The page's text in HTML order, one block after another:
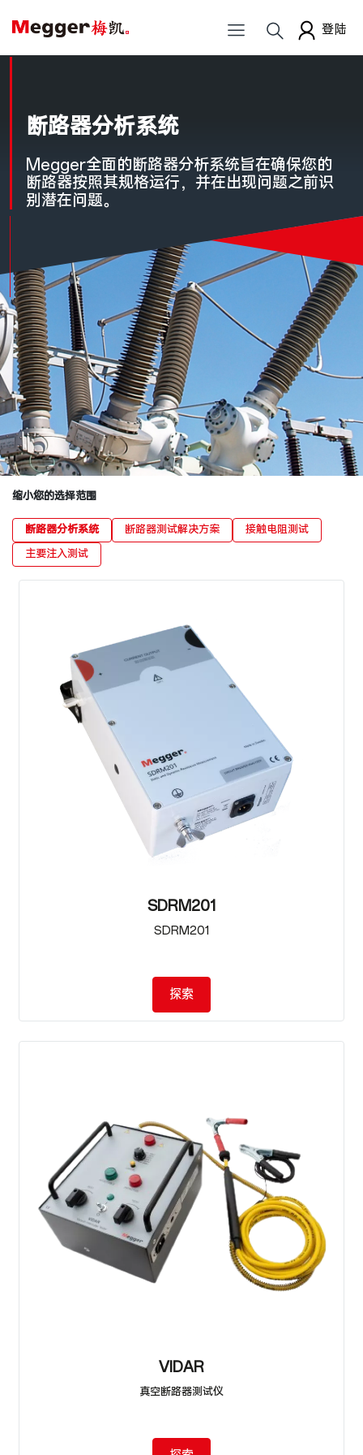
登陆
断路器分析系统
Megger全面的断路器分析系统旨在确保您的
断路器按照其规格运行，并在出现问题之前识
别潜在问题。
缩小您的选择范围
断路器测试解决方案
断路器分析系统
接触电阻测试
主要注入测试
SDRM201
SDRM201
探索
VIDAR
真空断路器测试仪